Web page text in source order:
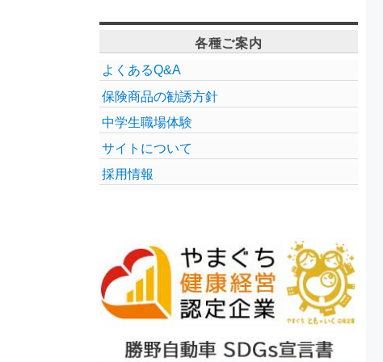
各種ご案内
よくあるQ&A
保険商品の勧誘方針
中学生職場体験
サイトについて
採用情報